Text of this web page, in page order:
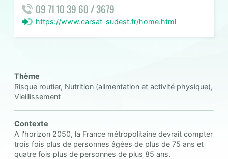
09 71 10 39 60 / 3679
https://www.carsat-sudest.fr/home.html
Thème
Risque routier, Nutrition (alimentation et activité physique),
Vieillissement
Contexte
A l'horizon 2050, la France métropolitaine devrait compter
trois fois plus de personnes âgées de plus de 75 ans et
quatre fois plus de personnes de plus 85 ans.